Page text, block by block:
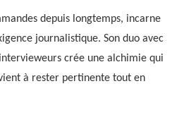
depuis longtemps, incarne
journalistique. Son duo avec
crée une alchimie qui
à rester pertinente tout en